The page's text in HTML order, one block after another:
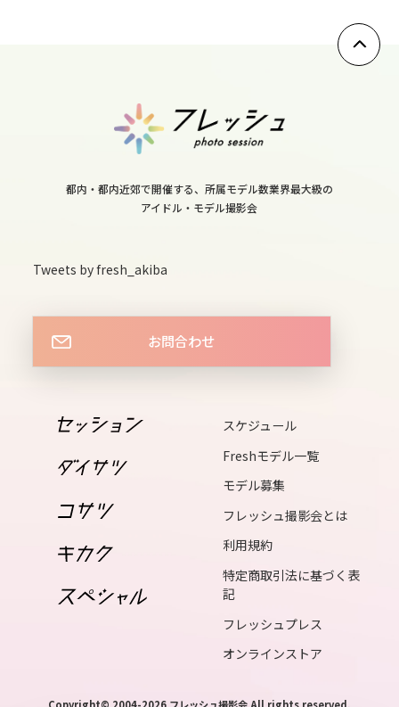
sun
mon
13
tue
wed
15
thu
16
fri
都内・都内近郊で開催する、所属モデル数業界最大級の
アイドル・モデル撮影会
Tweets by fresh_akiba
お問合わせ
スケジュール
Freshモデル一覧
モデル募集
フレッシュ撮影会とは
利用規約
特定商取引法に基づく表
記
フレッシュプレス
オンラインストア